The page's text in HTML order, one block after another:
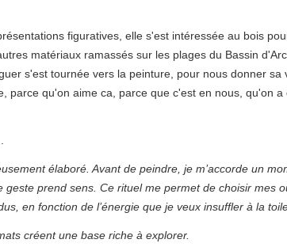
figuratives, elle s'est intéressée au bois
matériaux ramassés sur les plages du Bassin
s'est tournée vers la peinture, pour nous donner sa
parce qu'on aime ca, parce que c'est en nous, qu'on a
élaboré. Avant de peindre, je m’accorde un
prend sens. Ce rituel me permet de choisir mes
en fonction de l’énergie que je veux insuffler à la
créent une base riche à explorer.